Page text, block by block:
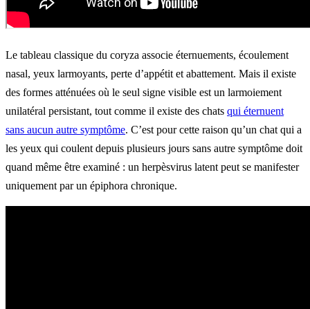
Le tableau classique du coryza associe éternuements, écoulement
nasal, yeux larmoyants, perte d’appétit et abattement. Mais il existe
des formes atténuées où le seul signe visible est un larmoiement
unilatéral persistant, tout comme il existe des chats qui éternuent
sans aucun autre symptôme. C’est pour cette raison qu’un chat qui a
les yeux qui coulent depuis plusieurs jours sans autre symptôme doit
quand même être examiné : un herpèsvirus latent peut se manifester
uniquement par un épiphora chronique.